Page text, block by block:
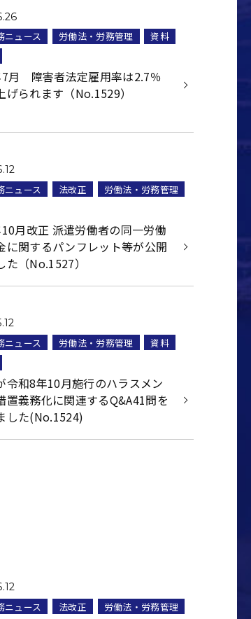
ニュース 労働法・労務管理
資料
月 障害者法定雇用率は2.7％
げられます（No.1529）
ニュース 法改正
労働法・労務管理
月改正 派遣労働者の同一労働
に関するパンフレット等が公開
た（No.1527）
ニュース 労働法・労務管理
資料
令和8年10月施行のハラスメン
置義務化に関連するQ&A41問を
した(No.1524)
ニュース 法改正
労働法・労務管理